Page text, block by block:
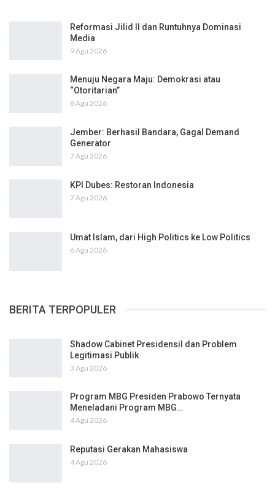
Reformasi Jilid II dan Runtuhnya Dominasi
Media
9 Agu 2026
Menuju Negara Maju: Demokrasi atau
“Otoritarian”
8 Agu 2026
Jember: Berhasil Bandara, Gagal Demand
Generator
7 Agu 2026
KPI Dubes: Restoran Indonesia
7 Agu 2026
Umat Islam, dari High Politics ke Low Politics
6 Agu 2026
BERITA TERPOPULER
Shadow Cabinet Presidensil dan Problem
Legitimasi Publik
3 Agu 2026
Program MBG Presiden Prabowo Ternyata
Meneladani Program MBG…
4 Agu 2026
Reputasi Gerakan Mahasiswa
4 Agu 2026